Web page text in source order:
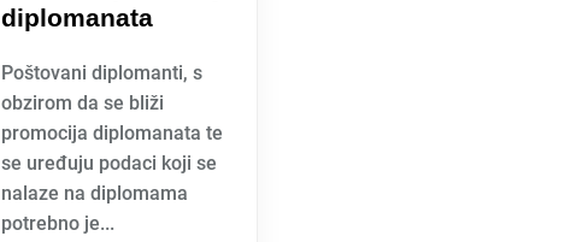
diplomanata
Poštovani diplomanti, s
obzirom da se bliži
promocija diplomanata te
se uređuju podaci koji se
nalaze na diplomama
potrebno je...